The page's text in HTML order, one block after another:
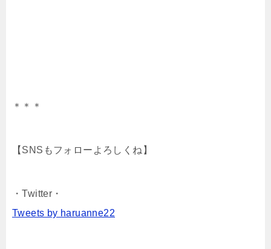
＊＊＊
【SNSもフォローよろしくね】
・Twitter・
Tweets by haruanne22